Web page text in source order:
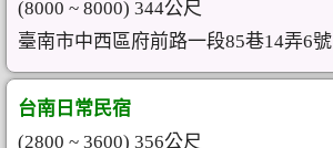
(8000 ~ 8000) 344公尺
臺南市中西區府前路一段85巷14弄6號
台南日常民宿
(2800 ~ 3600) 356公尺